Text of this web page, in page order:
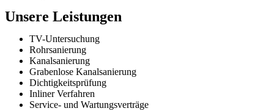
Unsere Leistungen
TV-Untersuchung
Rohrsanierung
Kanalsanierung
Grabenlose Kanalsanierung
Dichtigkeitsprüfung
Inliner Verfahren
Service- und Wartungsverträge